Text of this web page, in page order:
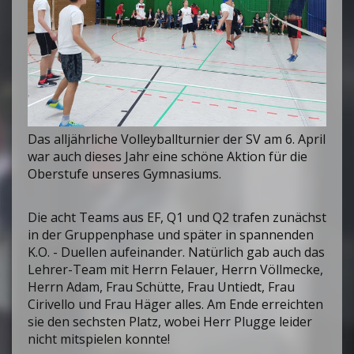
Das alljährliche Volleyballturnier der SV am 6. April
war auch dieses Jahr eine schöne Aktion für die
Oberstufe unseres Gymnasiums.
Die acht Teams aus EF, Q1 und Q2 trafen zunächst
in der Gruppenphase und später in spannenden
K.O. - Duellen aufeinander. Natürlich gab auch das
Lehrer-Team mit Herrn Felauer, Herrn Völlmecke,
Herrn Adam, Frau Schütte, Frau Untiedt, Frau
Cirivello und Frau Häger alles. Am Ende erreichten
sie den sechsten Platz, wobei Herr Plugge leider
nicht mitspielen konnte!